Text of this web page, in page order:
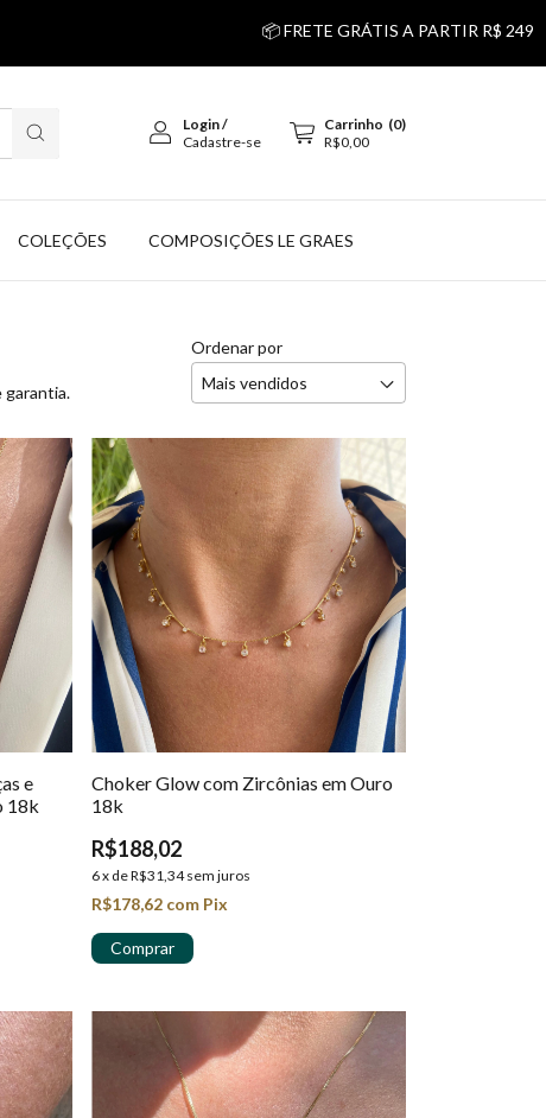
📦 FRETE GRÁTIS A PARTIR R$ 249 💰 5%
Login/
Cadastre-se
Carrinho (0)
R$0,00
COLEÇÕES COMPOSIÇÕES LE GRAES
garantia.
Ordenar por
e
18k
Choker Glow com Zircônias em Ouro
18k
R$188,02
6x deR$31,34 sem juros
R$178,62 com Pix